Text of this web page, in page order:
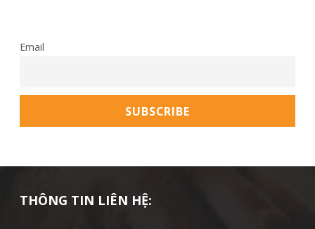
Email
THÔNG TIN LIÊN HỆ: